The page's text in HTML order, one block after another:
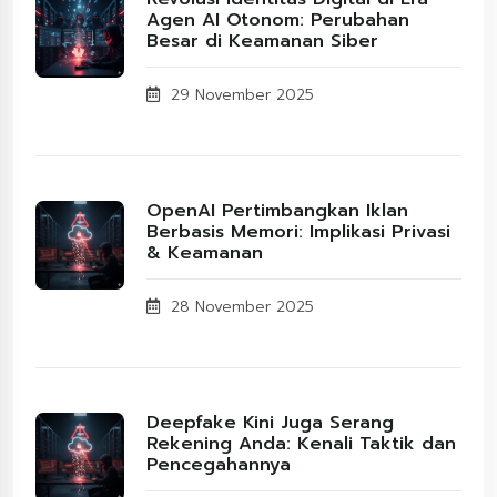
Agen AI Otonom: Perubahan
Besar di Keamanan Siber
29 November 2025
OpenAI Pertimbangkan Iklan
Berbasis Memori: Implikasi Privasi
& Keamanan
28 November 2025
Deepfake Kini Juga Serang
Rekening Anda: Kenali Taktik dan
Pencegahannya